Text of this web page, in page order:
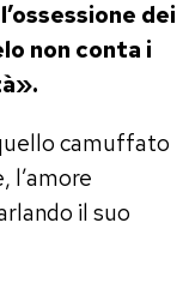
l’ossessione dei
non conta i
camuffato
l’amore
il suo